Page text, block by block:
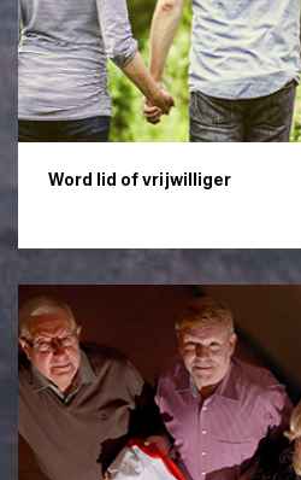
Word lid of vrijwilliger